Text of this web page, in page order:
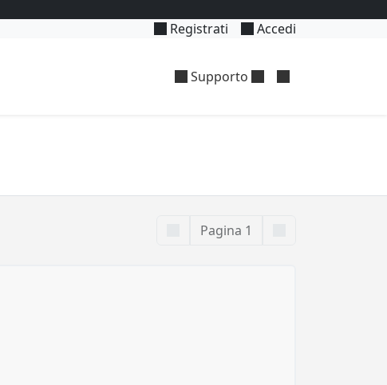
Registrati
Accedi
Supporto
Pagina 1